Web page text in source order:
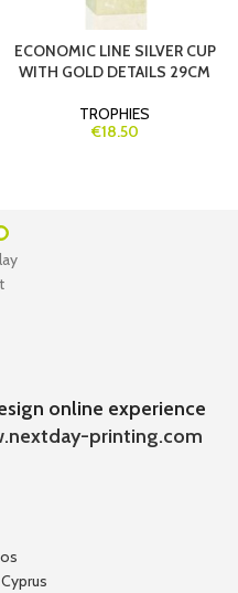
ECONOMIC LINE SILVER CUP
WITH GOLD DETAILS 29CM
TROPHIES
€18.50
online experience
printing.com